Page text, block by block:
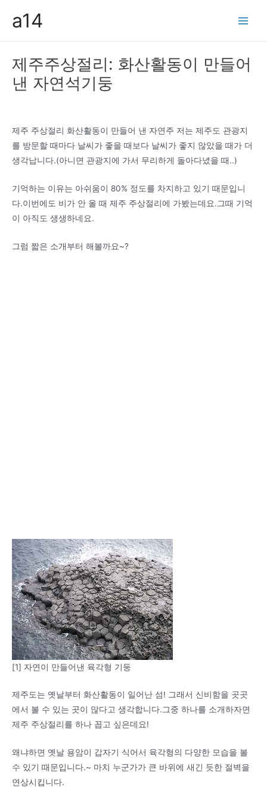
a14
제주주상절리: 화산활동이 만들어
낸 자연석기둥
제주 주상절리 화산활동이 만들어 낸 자연주 저는 제주도 관광지
를 방문할 때마다 날씨가 좋을 때보다 날씨가 좋지 않았을 때가 더
생각납니다.(아니면 관광지에 가서 무리하게 돌아다녔을 때..)
기억하는 이유는 아쉬움이 80% 정도를 차지하고 있기 때문입니
다.이번에도 비가 안 올 때 제주 주상절리에 가봤는데요.그때 기억
이 아직도 생생하네요.
그럼 짧은 소개부터 해볼까요~?
[1] 자연이 만들어낸 육각형 기둥
제주도는 옛날부터 화산활동이 일어난 섬! 그래서 신비함을 곳곳
에서 볼 수 있는 곳이 많다고 생각합니다.그중 하나를 소개하자면
제주 주상절리를 하나 꼽고 싶은데요!
왜냐하면 옛날 용암이 갑자기 식어서 육각형의 다양한 모습을 볼
수 있기 때문입니다.~ 마치 누군가가 큰 바위에 새긴 듯한 절벽을
연상시킵니다.